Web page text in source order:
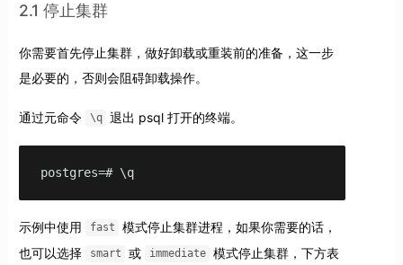
2.1 停止集群
你需要首先停止集群，做好卸载或重装前的准备，这一步
是必要的，否则会阻碍卸载操作。
通过元命令 \q 退出 psql 打开的终端。
postgres=# \q
示例中使用 fast
模式停止集群进程，如果你需要的话，
也可以选择
smart 或 immediate 模式停止集群，下方表